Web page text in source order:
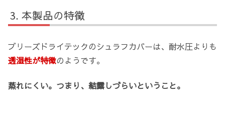
本製品の特徴
ブリーズドライテックのシュラフカバーは、耐水圧よりも
透湿性が特徴のようです。
蒸れにくい。つまり、結露しづらいということ。